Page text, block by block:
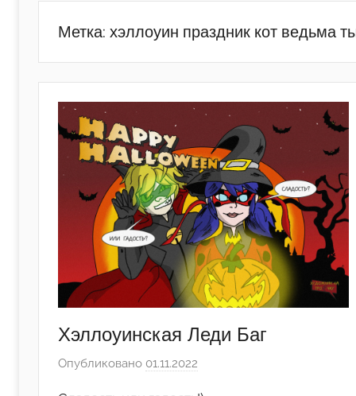
Метка: хэллоуин праздник кот ведьма
Хэллоуинская Леди Баг
Опубликовано 01.11.2022